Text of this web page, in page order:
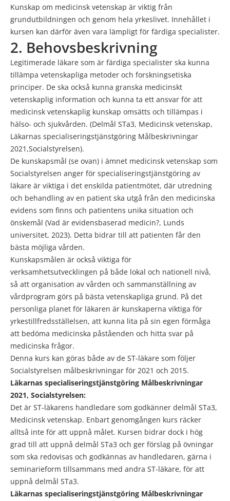
Kunskap om medicinsk vetenskap är viktig från
grundutbildningen och genom hela yrkeslivet. Innehållet i
kursen kan därför även vara lämpligt för färdiga specialister.
2. Behovsbeskrivning
Legitimerade läkare som är färdiga specialister ska kunna
tillämpa vetenskapliga metoder och forskningsetiska
principer. De ska också kunna granska medicinskt
vetenskaplig information och kunna ta ett ansvar för att
medicinsk vetenskaplig kunskap omsätts och tillämpas i
hälso- och sjukvården. (Delmål STa3, Medicinsk vetenskap,
Läkarnas specialiseringstjänstgöring Målbeskrivningar
2021,Socialstyrelsen).
De kunskapsmål (se ovan) i ämnet medicinsk vetenskap som
Socialstyrelsen anger för specialiseringstjänstgöring av
läkare är viktiga i det enskilda patientmötet, där utredning
och behandling av en patient ska utgå från den medicinska
evidens som finns och patientens unika situation och
önskemål (Vad är evidensbaserad medicin?, Lunds
universitet, 2023). Detta bidrar till att patienten får den
bästa möjliga vården.
Kunskapsmålen är också viktiga för
verksamhetsutvecklingen på både lokal och nationell nivå,
så att organisation av vården och sammanställning av
vårdprogram görs på bästa vetenskapliga grund. På det
personliga planet för läkaren är kunskaperna viktiga för
yrkestillfredsställelsen, att kunna lita på sin egen förmåga
att bedöma medicinska påståenden och hitta svar på
medicinska frågor.
Denna kurs kan göras både av de ST-läkare som följer
Socialstyrelsen målbeskrivningar för 2021 och 2015.
Läkarnas specialiseringstjänstgöring Målbeskrivningar
2021, Socialstyrelsen:
Det är ST-läkarens handledare som godkänner delmål STa3,
Medicinsk vetenskap. Enbart genomgången kurs räcker
alltså inte för att uppnå målet. Kursen bidrar dock i hög
grad till att uppnå delmål STa3 och ger förslag på övningar
som ska redovisas och godkännas av handledaren, gärna i
seminarieform tillsammans med andra ST-läkare, för att
uppnå delmål STa3.
Läkarnas specialiseringstjänstgöring Målbeskrivningar